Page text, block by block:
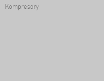
Kompresory